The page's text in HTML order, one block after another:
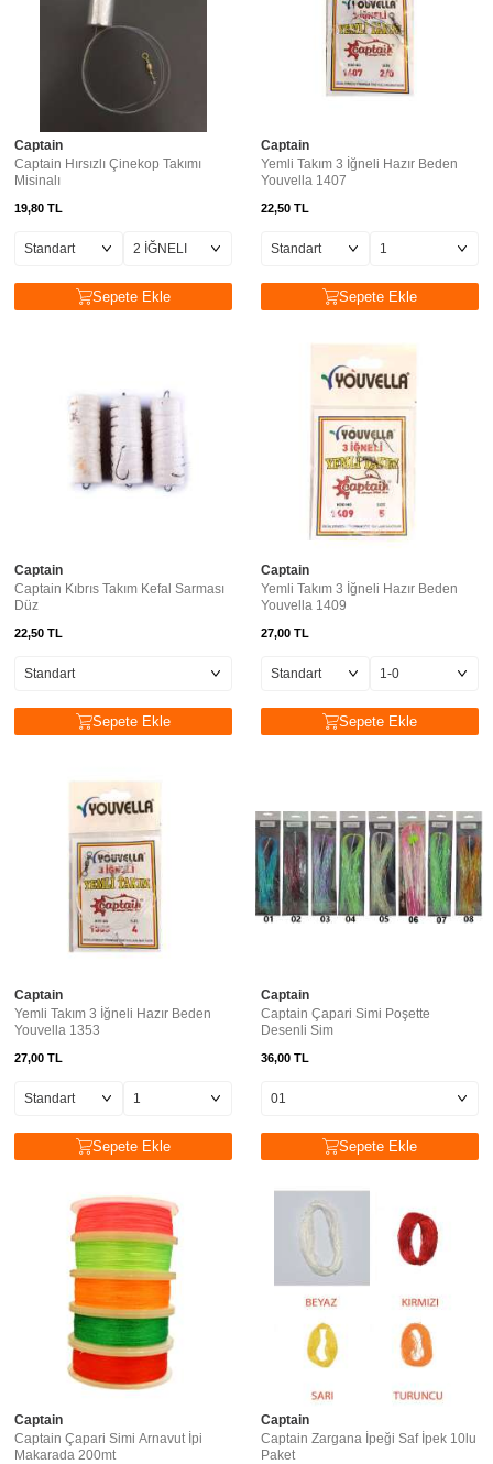
Captain
Captain Hırsızlı Çinekop Takımı
Misinalı
19,80 TL
Sepete Ekle
Captain
Yemli Takım 3 İğneli Hazır Beden
Youvella 1407
22,50 TL
Sepete Ekle
Captain
Captain Kıbrıs Takım Kefal Sarması
Düz
22,50 TL
Sepete Ekle
Captain
Yemli Takım 3 İğneli Hazır Beden
Youvella 1409
27,00 TL
Sepete Ekle
Captain
Yemli Takım 3 İğneli Hazır Beden
Youvella 1353
27,00 TL
Sepete Ekle
Captain
Captain Çapari Simi Poşette
Desenli Sim
36,00 TL
Sepete Ekle
Captain
Captain Çapari Simi Arnavut İpi
Makarada 200mt
Captain
Captain Zargana İpeği Saf İpek 10lu
Paket